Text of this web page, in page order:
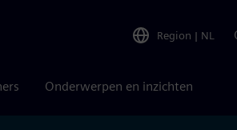
Region | NL
Onderwerpen en inzichten